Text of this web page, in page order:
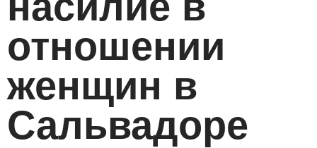
отношении
женщин в
Сальвадоре